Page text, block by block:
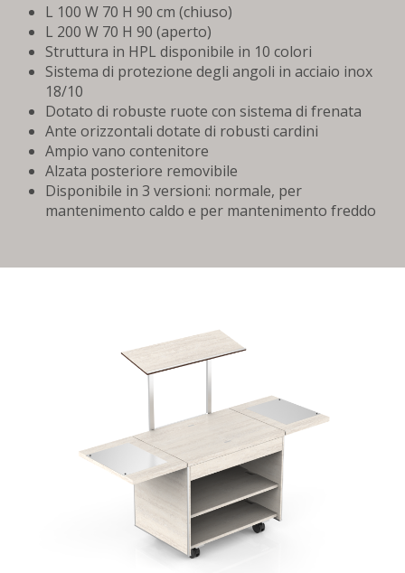
L 100 W 70 H 90 cm (chiuso)
L 200 W 70 H 90 (aperto)
Struttura in HPL disponibile in 10 colori
Sistema di protezione degli angoli in acciaio inox
18/10
Dotato di robuste ruote con sistema di frenata
Ante orizzontali dotate di robusti cardini
Ampio vano contenitore
Alzata posteriore removibile
Disponibile in 3 versioni: normale, per
mantenimento caldo e per mantenimento freddo